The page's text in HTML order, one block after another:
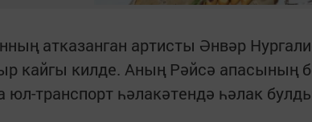
атказанган артисты Әнвәр
кайгы килде. Аның Рәйсә апасының
юл-транспорт һәлакәтендә һәлак